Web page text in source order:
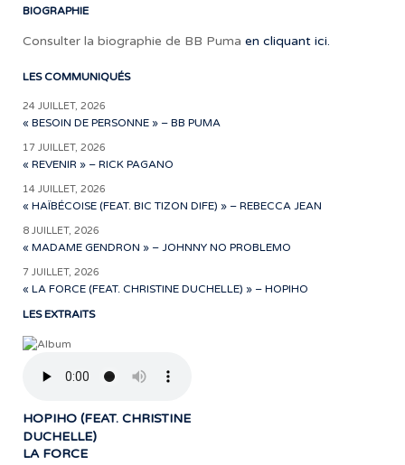
BIOGRAPHIE
Consulter la biographie de BB Puma en cliquant ici.
LES COMMUNIQUÉS
24 JUILLET, 2026
« BESOIN DE PERSONNE » – BB PUMA
17 JUILLET, 2026
« REVENIR » – RICK PAGANO
14 JUILLET, 2026
« HAÏBÉCOISE (FEAT. BIC TIZON DIFE) » – REBECCA JEAN
8 JUILLET, 2026
« MADAME GENDRON » – JOHNNY NO PROBLEMO
7 JUILLET, 2026
« LA FORCE (FEAT. CHRISTINE DUCHELLE) » – HOPIHO
LES EXTRAITS
HOPIHO (FEAT. CHRISTINE
DUCHELLE)
LA FORCE